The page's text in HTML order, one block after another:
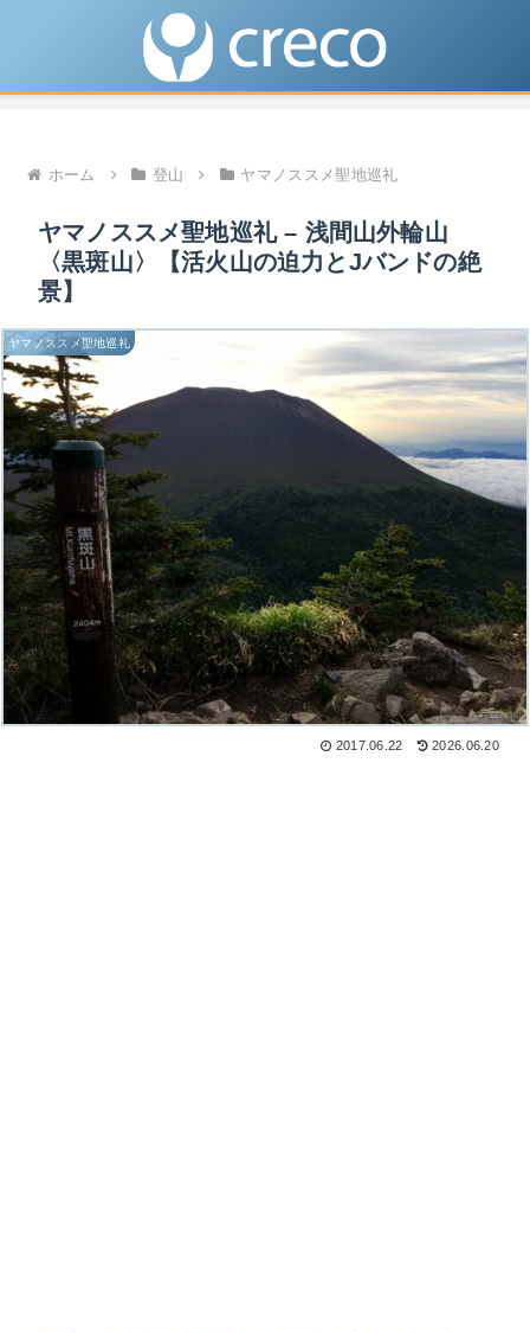
ホーム 登山 ヤマノススメ聖地巡礼
ヤマノススメ聖地巡礼 – 浅間山外輪山
〈黒斑山〉【活火山の迫力とJバンドの絶
景】
ヤマノススメ聖地巡礼
2017.06.22 2026.06.20